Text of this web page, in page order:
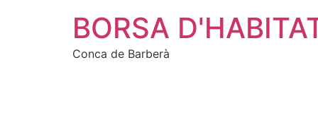
BORSA
Conca de Barberà